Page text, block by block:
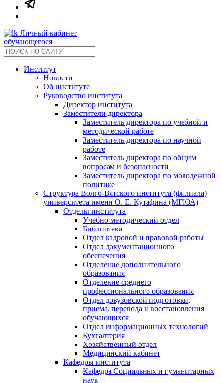
Личный кабинет
обучающегося
Институт
Новости
Об институте
Руководство института
Директор института
Заместители директора
Заместитель директора по учебной и
методической работе
Заместитель директора по научной
работе
Заместитель директора по общим
вопросам и безопасности
Заместитель директора по молодежной
политике
Структура Волго-Вятского института (филиала)
университета имени О. Е. Кутафина (МГЮА)
Отделы института
Учебно-методический отдел
Библиотека
Отдел кадровой и правовой работы
Отдел документационного
обеспечения
Отделение дополнительного
образования
Отделение среднего
профессионального образования
Отдел довузовской подготовки,
приема, перевода и восстановления
обучающихся
Отдел информационных технологий
Бухгалтерия
Хозяйственный отдел
Медицинский кабинет
Кафедры института
Кафедра Социальных и гуманитарных
наук